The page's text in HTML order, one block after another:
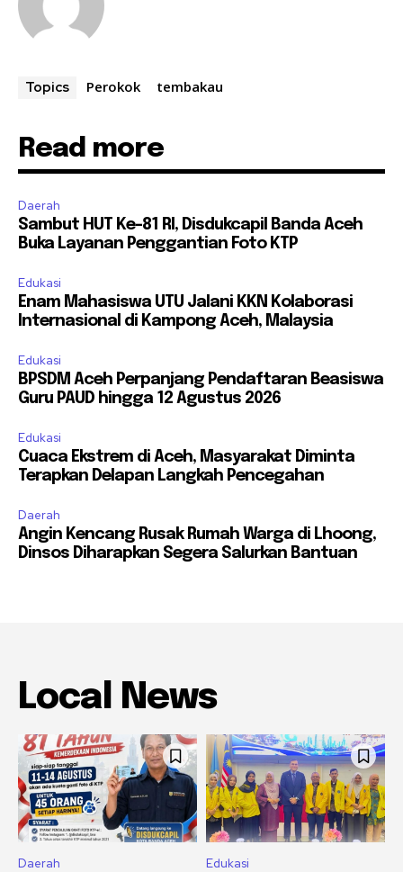
Topics Perokok tembakau
Read more
Daerah
Sambut HUT Ke-81 RI, Disdukcapil Banda Aceh
Buka Layanan Penggantian Foto KTP
Edukasi
Enam Mahasiswa UTU Jalani KKN Kolaborasi
Internasional di Kampong Aceh, Malaysia
Edukasi
BPSDM Aceh Perpanjang Pendaftaran Beasiswa
Guru PAUD hingga 12 Agustus 2026
Edukasi
Cuaca Ekstrem di Aceh, Masyarakat Diminta
Terapkan Delapan Langkah Pencegahan
Daerah
Angin Kencang Rusak Rumah Warga di Lhoong,
Dinsos Diharapkan Segera Salurkan Bantuan
Local News
Daerah Edukasi